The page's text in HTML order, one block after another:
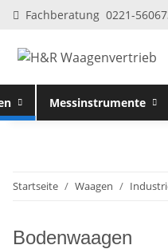
Fachberatung 0221-
Messinstrumente
Startseite Waagen
Bodenwaagen